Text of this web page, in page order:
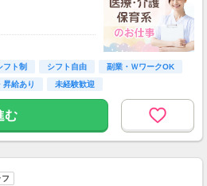
円×8h）
UP/資格の種類に
フト制 シフト自由
副業・ＷワークOK
昇給あり 未経験歓迎
む